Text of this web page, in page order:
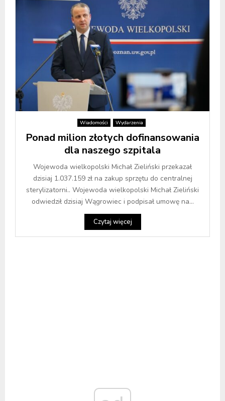
Wiadomości Wydarzenia
Ponad milion złotych dofinansowania
dla naszego szpitala
Wojewoda wielkopolski Michał Zieliński przekazał
dzisiaj 1.037.159 zł na zakup sprzętu do centralnej
sterylizatorni.. Wojewoda wielkopolski Michał Zieliński
odwiedził dzisiaj Wągrowiec i podpisał umowę na...
Czytaj więcej